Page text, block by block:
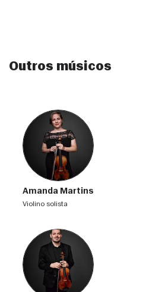
Outros músicos
Amanda Martins
violino solista